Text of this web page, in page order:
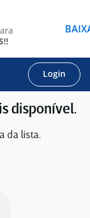
Login
disponível.
da lista.